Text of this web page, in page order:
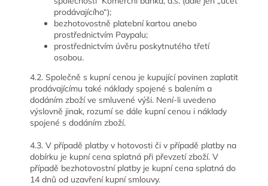
prodávajícího“);
bezhotovostně platební kartou anebo
prostřednictvím Paypalu;
prostřednictvím úvěru poskytnutého třetí
osobou.
4.2. Společně s kupní cenou je kupující povinen zaplatit
prodávajícímu také náklady spojené s balením a
dodáním zboží ve smluvené výši. Není-li uvedeno
výslovně jinak, rozumí se dále kupní cenou i náklady
spojené s dodáním zboží.
4.3. V případě platby v hotovosti či v případě platby na
dobírku je kupní cena splatná při převzetí zboží. V
případě bezhotovostní platby je kupní cena splatná do
14 dnů od uzavření kupní smlouvy.